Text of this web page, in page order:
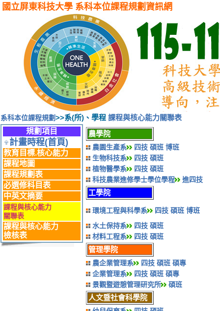
國立屏東科技大學 系科本位課程規劃資訊網
系科本位課程規劃>>系(所)、學程課程與核心能力關聯表
規劃項目
計畫時程(首頁)
教育目標.核心能力
課程地圖
課程規劃表
必選修科目表
中英文摘要
課程與核心能力
關聯表
課程與核心能力
檢核表
農學院
農園生產系 四技 碩班 博班
生物科技系
四技 碩班
植物醫學系
四技 碩班
科技農業進修學士學位學程
進四技
工學院
環境工程與科學系 四技 碩班 博班
水土保持系
四技 碩班
材料工程系
四技 碩班
管理學院
農企業管理系 四技 碩班 碩專
企業管理系
四技 碩班 碩專
景觀暨遊憩管理研究所
碩班
人文暨社會科學院